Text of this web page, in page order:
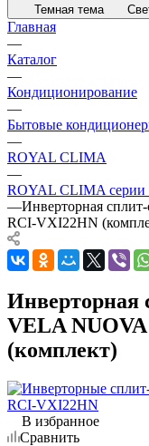
Темная тема
Главная
—
Каталог
—
Кондиционирование
—
Бытовые
—
ROYAL CLIMA
—
ROYAL CLIMA
—Инверторная
RCI-VXI22HN
Инверторная
VELA
(комплект)
В избранное
Сравнить